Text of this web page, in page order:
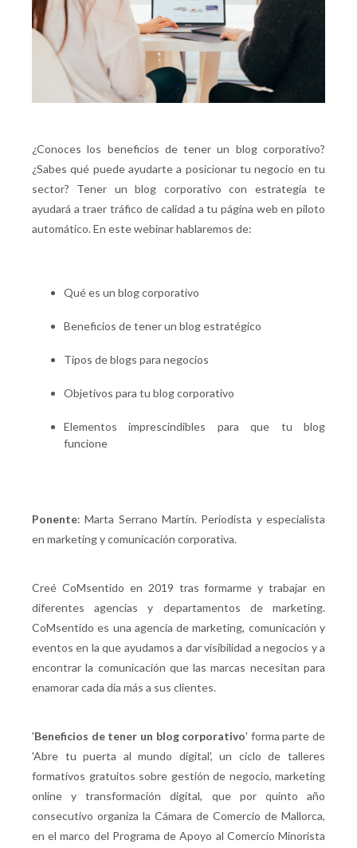
¿Conoces los beneficios de tener un blog corporativo?
¿Sabes qué puede ayudarte a posicionar tu negocio en tu
sector? Tener un blog corporativo con estrategia te
ayudará a traer tráfico de calidad a tu página web en piloto
automático. En este webinar hablaremos de:
Qué es un blog corporativo
Beneficios de tener un blog estratégico
Tipos de blogs para negocios
Objetivos para tu blog corporativo
Elementos imprescindibles para que tu blog
funcione
Ponente: Marta Serrano Martín. Periodista y especialista
en marketing y comunicación corporativa.
Creé CoMsentido en 2019 tras formarme y trabajar en
diferentes agencias y departamentos de marketing.
CoMsentido es una agencia de marketing, comunicación y
eventos en la que ayudamos a dar visibilidad a negocios y a
encontrar la comunicación que las marcas necesitan para
enamorar cada día más a sus clientes.
'Beneficios de tener un blog corporativo' forma parte de
'Abre tu puerta al mundo digital', un ciclo de talleres
formativos gratuitos sobre gestión de negocio, marketing
online y transformación digital, que por quinto año
consecutivo organiza la Cámara de Comercio de Mallorca,
en el marco del Programa de Apoyo al Comercio Minorista